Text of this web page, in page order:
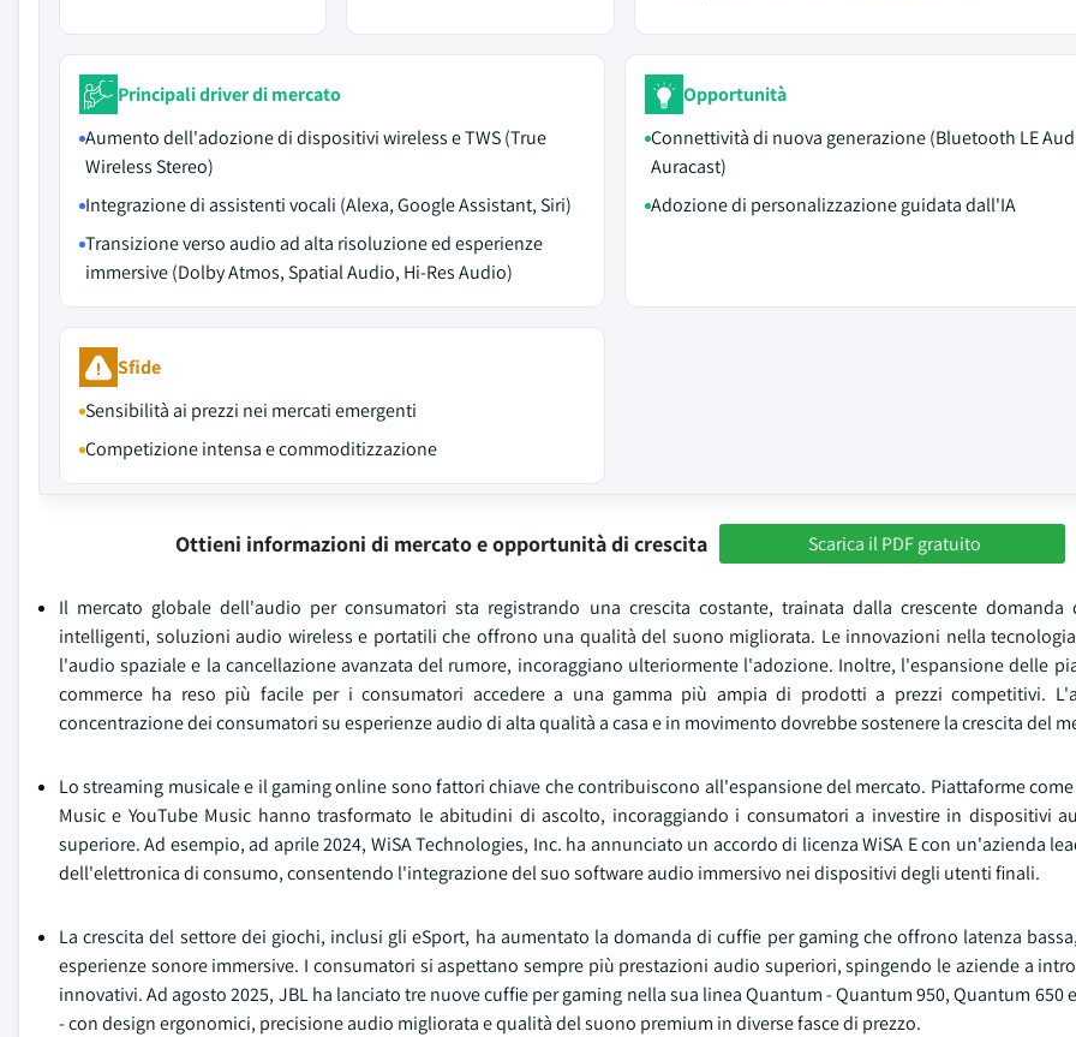
Principali driver di mercato
Aumento dell'adozione di dispositivi wireless e TWS (True
Wireless Stereo)
Integrazione di assistenti vocali (Alexa, Google Assistant, Siri)
Transizione verso audio ad alta risoluzione ed esperienze
immersive (Dolby Atmos, Spatial Audio, Hi-Res Audio)
Opportunità
Connettività di nuova generazione (Bluetooth LE
Auracast)
Adozione di personalizzazione guidata dall'IA
Sfide
Sensibilità ai prezzi nei mercati emergenti
Competizione intensa e commoditizzazione
Ottieni informazioni di mercato e opportunità di crescita Scarica il PDF gratuito
Il mercato globale dell'audio per consumatori sta registrando una crescita costante, trainata dalla crescente domanda
intelligenti, soluzioni audio wireless e portatili che offrono una qualità del suono migliorata. Le innovazioni nella
l'audio spaziale e la cancellazione avanzata del rumore, incoraggiano ulteriormente l'adozione. Inoltre, l'espansione delle
commerce ha reso più facile per i consumatori accedere a una gamma più ampia di prodotti a prezzi competitivi.
concentrazione dei consumatori su esperienze audio di alta qualità a casa e in movimento dovrebbe sostenere la crescita del
Lo streaming musicale e il gaming online sono fattori chiave che contribuiscono all'espansione del mercato. Piattaforme
Music e YouTube Music hanno trasformato le abitudini di ascolto, incoraggiando i consumatori a investire in dispositivi
superiore. Ad esempio, ad aprile 2024, WiSA Technologies, Inc. ha annunciato un accordo di licenza WiSA E con un'azienda
dell'elettronica di consumo, consentendo l'integrazione del suo software audio immersivo nei dispositivi degli utenti finali.
La crescita del settore dei giochi, inclusi gli eSport, ha aumentato la domanda di cuffie per gaming che offrono latenza
esperienze sonore immersive. I consumatori si aspettano sempre più prestazioni audio superiori, spingendo le aziende a
innovativi. Ad agosto 2025, JBL ha lanciato tre nuove cuffie per gaming nella sua linea Quantum - Quantum 950, Quantum 650
- con design ergonomici, precisione audio migliorata e qualità del suono premium in diverse fasce di prezzo.